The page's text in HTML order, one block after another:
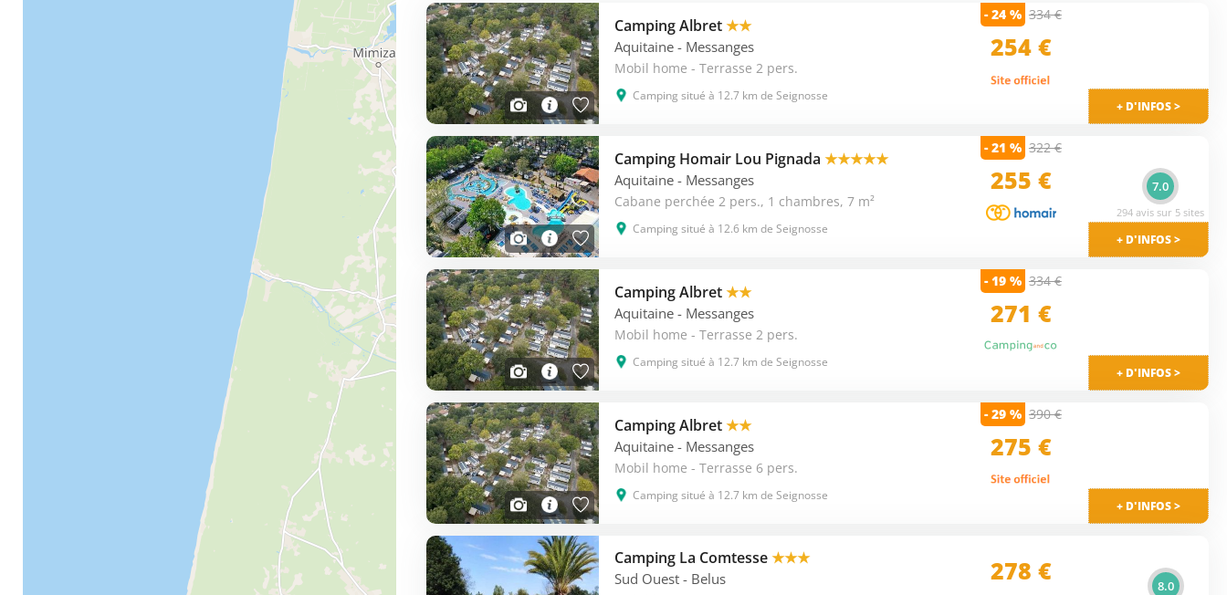
Camping Albret★★
Aquitaine - Messanges
Mobil home - Terrasse 2 pers.
Camping situé à 12.7 km de Seignosse
- 24 % 334 €
254 €
+ D'INFOS >
Camping Homair Lou Pignada★★★★★
Aquitaine - Messanges
Cabane perchée 2 pers., 1 chambres, 7 m²
Camping situé à 12.6 km de Seignosse
- 21 % 322 €
255 €
+ D'INFOS >
7.0
294 avis sur 5 sites
Camping Albret★★
Aquitaine - Messanges
Mobil home - Terrasse 2 pers.
Camping situé à 12.7 km de Seignosse
- 19 % 334 €
271 €
+ D'INFOS >
Camping Albret★★
Aquitaine - Messanges
Mobil home - Terrasse 6 pers.
Camping situé à 12.7 km de Seignosse
- 29 % 390 €
275 €
+ D'INFOS >
Camping La Comtesse★★★
Sud Ouest - Belus
278 € 8.0